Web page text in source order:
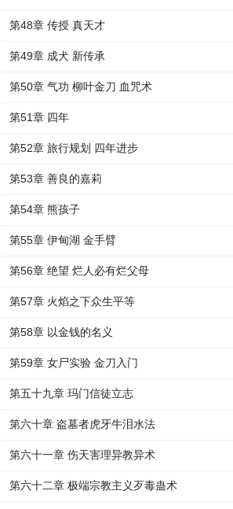
第48章 传授 真天才
第49章 成犬 新传承
第50章 气功 柳叶金刀 血咒术
第51章 四年
第52章 旅行规划 四年进步
第53章 善良的嘉莉
第54章 熊孩子
第55章 伊甸湖 金手臂
第56章 绝望 烂人必有烂父母
第57章 火焰之下众生平等
第58章 以金钱的名义
第59章 女尸实验 金刀入门
第五十九章 玛门信徒立志
第六十章 盗墓者虎牙牛泪水法
第六十一章 伤天害理异教异术
第六十二章 极端宗教主义歹毒蛊术